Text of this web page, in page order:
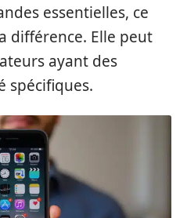
essentielles, ce
différence. Elle peut
ayant des
spécifiques.